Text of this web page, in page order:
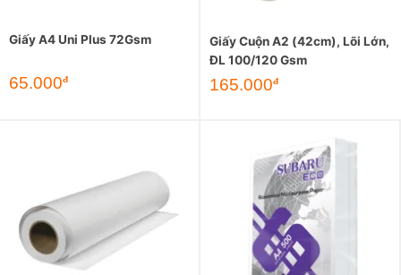
Giấy A4 Uni Plus 72Gsm
65.000đ
Giấy Cuộn A2 (42cm), Lõi Lớn,
ĐL 100/120 Gsm
165.000đ